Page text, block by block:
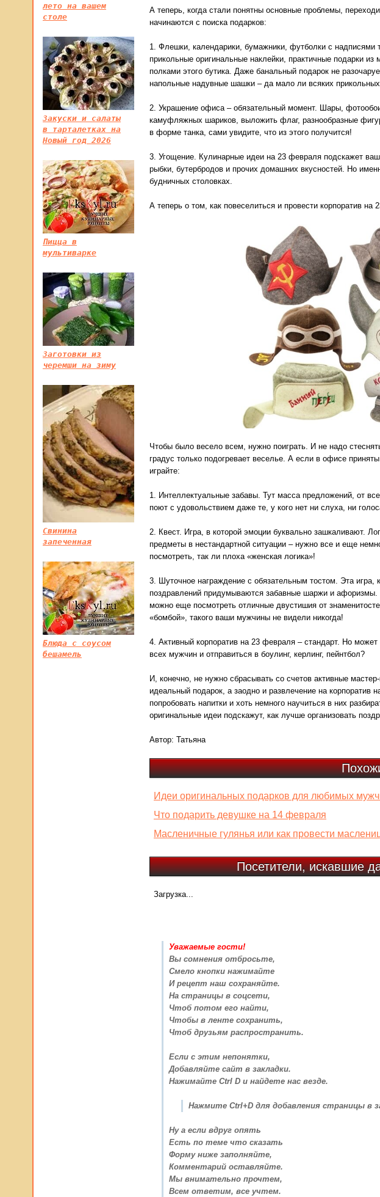
А теперь, когда стали понятны основные проблемы,
начинаются с поиска подарков:
1. Флешки, календарики, бумажники, футболки с надписями
прикольные оригинальные наклейки, практичные подарки
полками этого бутика. Даже банальный подарок не
напольные надувные шашки – да мало ли всяких
2. Украшение офиса – обязательный момент. Шары,
камуфляжных шариков, выложить флаг, разнообразные
в форме танка, сами увидите, что из этого получится!
3. Угощение. Кулинарные идеи на 23 февраля подскажет
рыбки, бутербродов и прочих домашних вкусностей. Но
будничных столовках.
А теперь о том, как повеселиться и провести корпоратив на
Чтобы было весело всем, нужно поиграть. И не надо
градус только подогревает веселье. А если в офисе
играйте:
1. Интеллектуальные забавы. Тут масса предложений, от
поют с удовольствием даже те, у кого нет ни слуха, ни
2. Квест. Игра, в которой эмоции буквально зашкаливают.
предметы в нестандартной ситуации – нужно все и еще
посмотреть, так ли плоха «женская логика»!
3. Шуточное награждение с обязательным тостом. Эта игра,
поздравлений придумываются забавные шаржи и афоризмы.
можно еще посмотреть отличные двустишия от
«бомбой», такого ваши мужчины не видели никогда!
4. Активный корпоратив на 23 февраля – стандарт. Но
всех мужчин и отправиться в боулинг, керлинг, пейнтбол?
И, конечно, не нужно сбрасывать со счетов активные
идеальный подарок, а заодно и развлечение на
попробовать напитки и хоть немного научиться в них
оригинальные идеи подскажут, как лучше организовать
Автор: Татьяна
Идеи оригинальных подарков для любимых
Что подарить девушке на 14 февраля
Масленичные гулянья или как провести
Посетители, искавшие
Загрузка...
Уважаемые гости!
Вы сомнения отбросьте,
Смело кнопки нажимайте
И рецепт наш сохраняйте.
На страницы в соцсети,
Чтоб потом его найти,
Чтобы в ленте сохранить,
Чтоб друзьям распространить.
Если с этим непонятки,
Добавляйте сайт в закладки.
Нажимайте Ctrl D и найдете нас везде.
Нажмите Ctrl+D для добавления страницы в
Ну а если вдруг опять
Есть по теме что сказать
Форму ниже заполняйте,
Комментарий оставляйте.
Мы внимательно прочтем,
Всем ответим, все учтем.
лето на вашем
столе
Закуски и салаты
в тарталетках на
Новый год 2026
Пицца в
мультиварке
Заготовки из
черемши на зиму
Свинина
запеченная
Блюда с соусом
бешамель